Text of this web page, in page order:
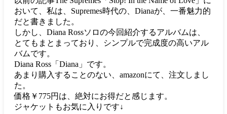
おいて、私は、Supremes時代の、Dianaが、一番魅力的
だと書きました。
しかし、Diana Rossソロの今回紹介するアルバムは、
とてもまとまっており、シンプルで完成度の高いアル
バムです。
Diana Ross「Diana」です。
あまり購入することのない、amazonにて、注文しまし
た。
価格￥775円は、絶対にお得だと感じます。
ジャケットもお気に入りです↓